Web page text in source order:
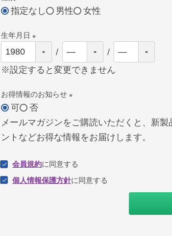
指定なし 男性 女性
生年月日
須)
※設定すると変更できません
お得情報のお知らせ
須)
可
否
メールマガジンをご購読いただくと、新
ントなどお得な情報をお届けします。
会員規約に同意する
個人情報保護方針に同意する